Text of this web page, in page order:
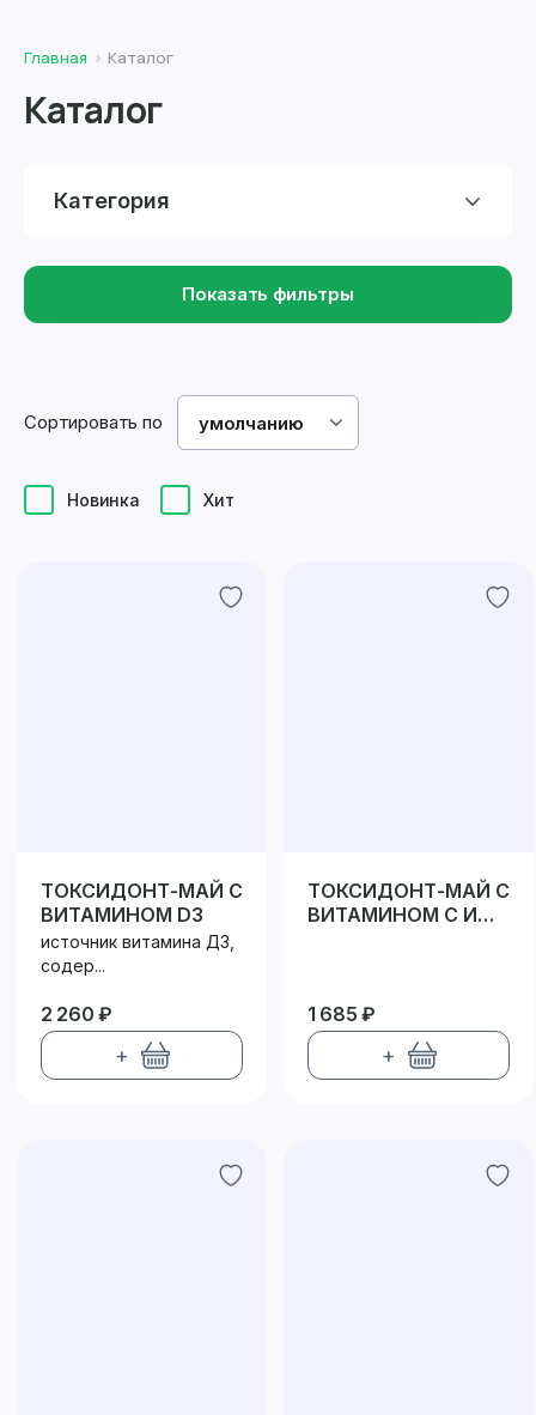
Главная Каталог
Каталог
Категория
Показать фильтры
Новинка Хит
Сортировать по умолчанию
ТОКСИДОНТ-МАЙ С
ВИТАМИНОМ D3
источник витамина Д3,
содер...
2 260 ₽
+
ТОКСИДОНТ-МАЙ С
ВИТАМИНОМ C И
1 685 ₽
+